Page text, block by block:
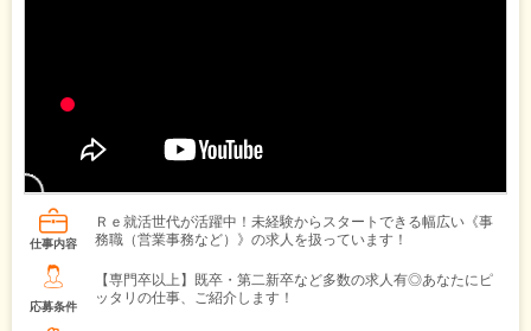
仕事内容
Ｒｅ就活世代が活躍中！未経験からスタートできる幅広い《事
務職（営業事務など）》の求人を扱っています！
応募条件
【専門卒以上】既卒・第二新卒など多数の求人有◎あなたにピ
ッタリの仕事、ご紹介します！